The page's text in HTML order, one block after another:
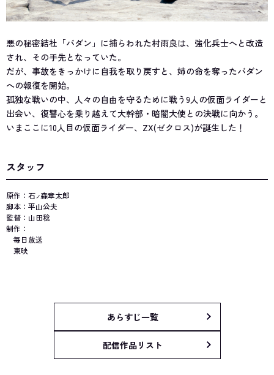
悪の秘密結社「バダン」に捕らわれた村雨良は、強化兵士へと改造
され、その手先となっていた。
だが、事故をきっかけに自我を取り戻すと、姉の命を奪ったバダン
への報復を開始。
孤独な戦いの中、人々の自由を守るために戦う9人の仮面ライダーと
出会い、復讐心を乗り越えて大幹部・暗闇大使との決戦に向かう。
いまここに10人目の仮面ライダー、ZX(ゼクロス)が誕生した！
スタッフ
原作：石ノ森章太郎
脚本：平山公夫
監督：山田稔
制作：
毎日放送
東映
あらすじ一覧
配信作品リスト